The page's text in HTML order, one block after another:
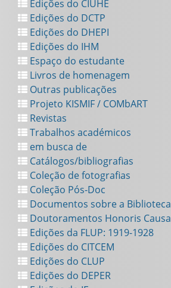
Edições do CIUHE
Edições do DCTP
Edições do DHEPI
Edições do IHM
Espaço do estudante
Livros de homenagem
Outras publicações
Projeto KISMIF / COMbART
Revistas
Trabalhos académicos
em busca de
Catálogos/bibliografias
Coleção de fotografias
Coleção Pós-Doc
Documentos sobre a Biblioteca
Doutoramentos Honoris Causa
Edições da FLUP: 1919-1928
Edições do CITCEM
Edições do CLUP
Edições do DEPER